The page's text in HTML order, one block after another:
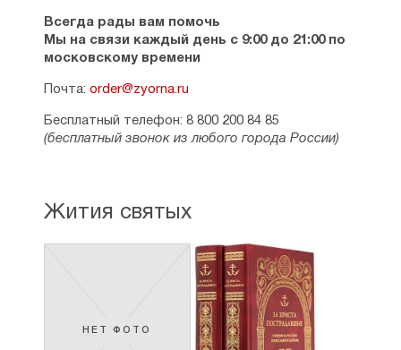
Всегда рады вам помочь
Мы на связи каждый день с 9:00 до 21:00 по
московскому времени
Почта: order@zyorna.ru
Бесплатный телефон: 8 800 200 84 85
(бесплатный звонок из любого города России)
Жития святых
НЕТ ФОТО